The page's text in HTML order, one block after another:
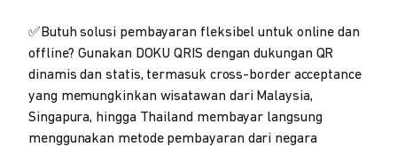
✅Butuh solusi pembayaran fleksibel untuk online dan
offline? Gunakan DOKU QRIS dengan dukungan QR
dinamis dan statis, termasuk cross-border acceptance
yang memungkinkan wisatawan dari Malaysia,
Singapura, hingga Thailand membayar langsung
menggunakan metode pembayaran dari negara